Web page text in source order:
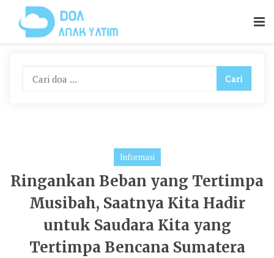
Content
Informasi
Ringankan Beban yang Tertimpa
Musibah, Saatnya Kita Hadir
untuk Saudara Kita yang
Tertimpa Bencana Sumatera